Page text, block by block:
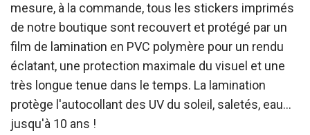
mesure, à la commande, tous les stickers imprimés
de notre boutique sont recouvert et protégé par un
film de lamination en PVC polymère pour un rendu
éclatant, une protection maximale du visuel et une
très longue tenue dans le temps. La lamination
protège l'autocollant des UV du soleil, saletés, eau…
jusqu'à 10 ans !